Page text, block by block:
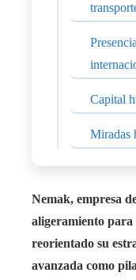
Capital
Miradas
Nemak, empresa
aligeramiento para
reorientado su
avanzada como